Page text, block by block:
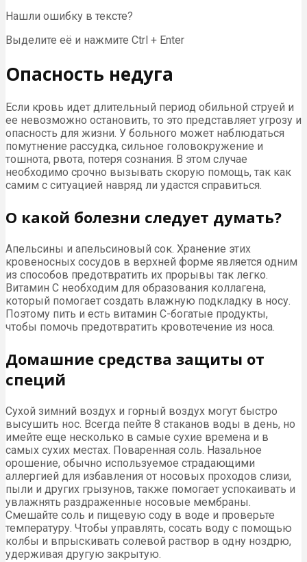
Нашли ошибку в тексте?
Выделите её и нажмите Ctrl + Enter
Опасность недуга
Если кровь идет длительный период обильной струей и
ее невозможно остановить, то это представляет угрозу и
опасность для жизни. У больного может наблюдаться
помутнение рассудка, сильное головокружение и
тошнота, рвота, потеря сознания. В этом случае
необходимо срочно вызывать скорую помощь, так как
самим с ситуацией навряд ли удастся справиться.
О какой болезни следует думать?
Апельсины и апельсиновый сок. Хранение этих
кровеносных сосудов в верхней форме является одним
из способов предотвратить их прорывы так легко.
Витамин С необходим для образования коллагена,
который помогает создать влажную подкладку в носу.
Поэтому пить и есть витамин С-богатые продукты,
чтобы помочь предотвратить кровотечение из носа.
Домашние средства защиты от
специй
Сухой зимний воздух и горный воздух могут быстро
высушить нос. Всегда пейте 8 стаканов воды в день, но
имейте еще несколько в самые сухие времена и в
самых сухих местах. Поваренная соль. Назальное
орошение, обычно используемое страдающими
аллергией для избавления от носовых проходов слизи,
пыли и других грызунов, также помогает успокаивать и
увлажнять раздраженные носовые мембраны.
Смешайте соль и пищевую соду в воде и проверьте
температуру. Чтобы управлять, сосать воду с помощью
колбы и впрыскивать солевой раствор в одну ноздрю,
удерживая другую закрытую.